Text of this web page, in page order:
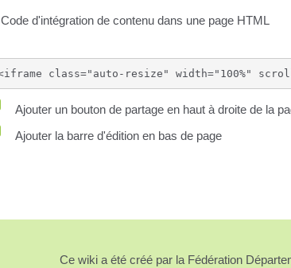
Code d'intégration de contenu dans une page HTML
Ajouter un bouton de partage en haut à droite de la
Ajouter la barre d'édition en bas de page
Ce wiki a été créé par la Fédération